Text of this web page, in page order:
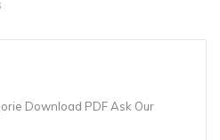
Download PDF Ask Our